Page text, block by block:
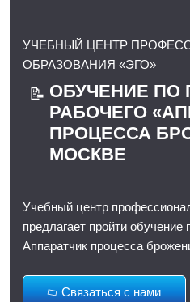
УЧЕБНЫЙ ЦЕНТР
ОБРАЗОВАНИЯ «ЭГО»
📝 ОБУЧЕНИЕ ПО
РАБОЧЕГО
ПРОЦЕССА
МОСКВЕ
Учебный центр
предлагает пройти
Аппаратчик процесса
Связаться с нами